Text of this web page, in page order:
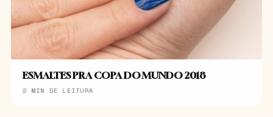
ESMALTES PRA COPA DO MUNDO 2018
2 MIN DE LEITURA